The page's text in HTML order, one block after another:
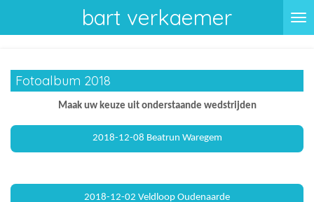
direct
de
hoofdinhoud
bart verkaemer
Fotoalbum 2018
Maak uw keuze uit onderstaande wedstrijden
2018-12-08 Beatrun Waregem
2018-12-02 Veldloop Oudenaarde